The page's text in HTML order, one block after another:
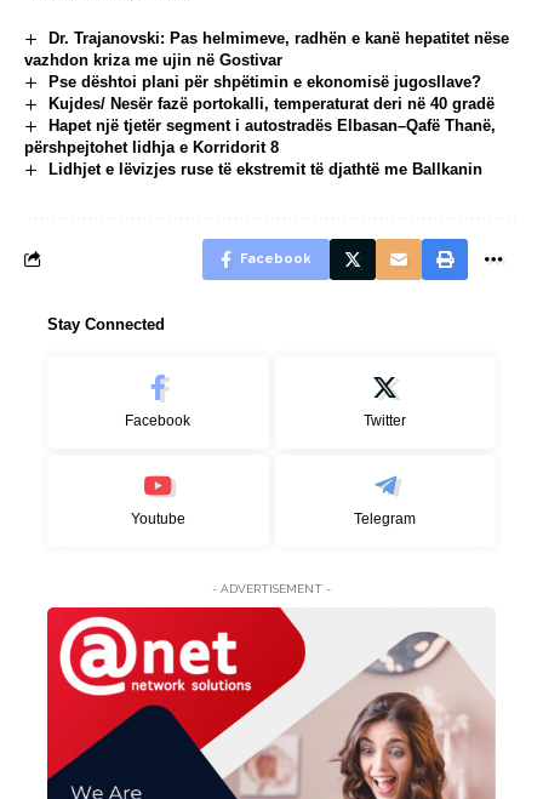
Dr. Trajanovski: Pas helmimeve, radhën e kanë hepatitet nëse
vazhdon kriza me ujin në Gostivar
Pse dështoi plani për shpëtimin e ekonomisë jugosllave?
Kujdes/ Nesër fazë portokalli, temperaturat deri në 40 gradë
Hapet një tjetër segment i autostradës Elbasan–Qafë Thanë,
përshpejtohet lidhja e Korridorit 8
Lidhjet e lëvizjes ruse të ekstremit të djathtë me Ballkanin
Facebook
Stay Connected
Facebook Twitter
Youtube Telegram
- ADVERTISEMENT -